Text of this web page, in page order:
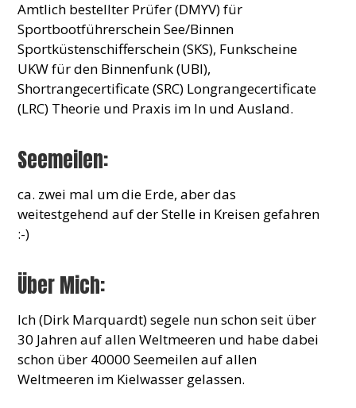
Amtlich bestellter Prüfer (DMYV) für
Sportbootführerschein See/Binnen
Sportküstenschifferschein (SKS), Funkscheine
UKW für den Binnenfunk (UBI),
Shortrangecertificate (SRC) Longrangecertificate
(LRC) Theorie und Praxis im In und Ausland.
Seemeilen:
ca. zwei mal um die Erde, aber das
weitestgehend auf der Stelle in Kreisen gefahren
:-)
Über Mich:
Ich (Dirk Marquardt) segele nun schon seit über
30 Jahren auf allen Weltmeeren und habe dabei
schon über 40000 Seemeilen auf allen
Weltmeeren im Kielwasser gelassen.